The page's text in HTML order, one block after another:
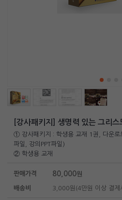
[강사패키지] 생명력 있는 그리스
① 강사패키지 : 학생용 교재 1권, 다운로
파일, 강의PPT파일)
② 학생용 교재
판매가격 80,000원
배송비 3,000원(4만원 이상 결제